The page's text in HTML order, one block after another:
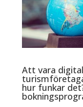
Att vara
hur funkar